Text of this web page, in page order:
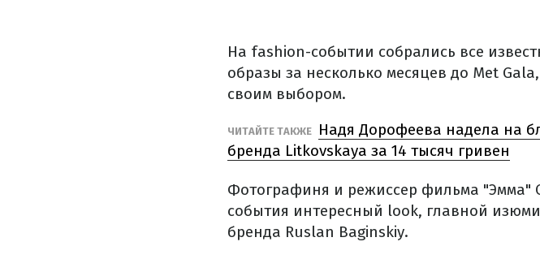
На fashion-событии собрались все
образы за несколько месяцев до Met
своим выбором.
ЧИТАЙТЕ ТАКЖЕ
Надя Дорофеева надела на
бренда Litkovskaya за 14 тысяч гривен
Фотографиня и режиссер фильма "Эмма"
события интересный look, главной
бренда Ruslan Baginskiy.